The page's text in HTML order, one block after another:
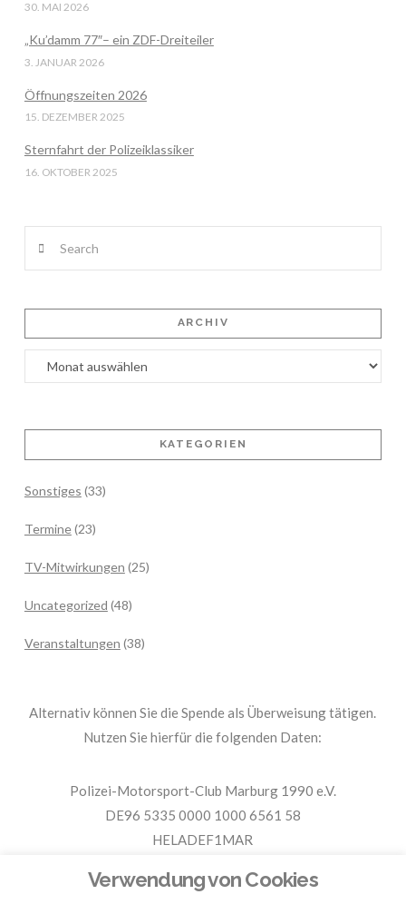
30. MAI 2026
„Ku’damm 77″– ein ZDF-Dreiteiler
3. JANUAR 2026
Öffnungszeiten 2026
15. DEZEMBER 2025
Sternfahrt der Polizeiklassiker
16. OKTOBER 2025
ARCHIV
Archiv
KATEGORIEN
Sonstiges (33)
Termine(23)
TV-Mitwirkungen (25)
Uncategorized (48)
Veranstaltungen (38)
Alternativ können Sie die Spende als Überweisung tätigen.
Nutzen Sie hierfür die folgenden Daten:
Polizei-Motorsport-Club Marburg 1990 e.V.
DE96 5335 0000 1000 6561 58
HELADEF1MAR
Verwendung von Cookies